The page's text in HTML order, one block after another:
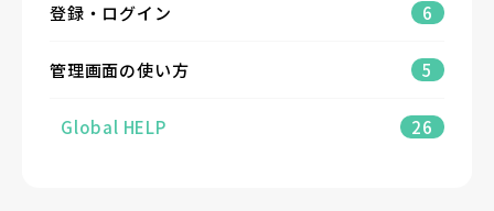
登録・ログイン 6
管理画面の使い方 5
Global HELP 26